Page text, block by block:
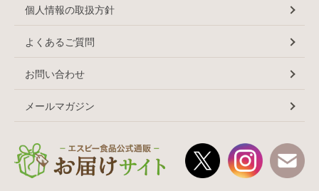
個人情報の取扱方針
よくあるご質問
お問い合わせ
メールマガジン